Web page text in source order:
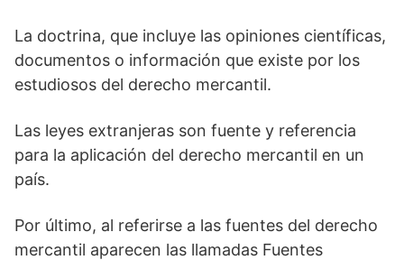
La doctrina, que incluye las opiniones científicas,
documentos o información que existe por los
estudiosos del derecho mercantil.
Las leyes extranjeras son fuente y referencia
para la aplicación del derecho mercantil en un
país.
Por último, al referirse a las fuentes del derecho
mercantil aparecen las llamadas Fuentes